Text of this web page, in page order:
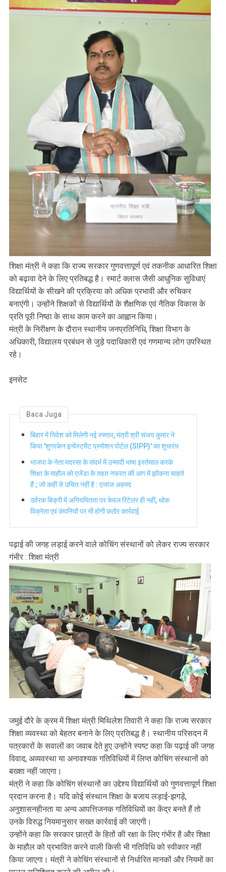
शिक्षा मंत्री ने कहा कि राज्य सरकार गुणवत्तापूर्ण एवं तकनीक आधारित शिक्षा
को बढ़ावा देने के लिए प्रतिबद्ध है। स्मार्ट क्लास जैसी आधुनिक सुविधाएं
विद्यार्थियों के सीखने की प्रक्रिया को अधिक प्रभावी और रुचिकर
बनाएंगी। उन्होंने शिक्षकों से विद्यार्थियों के शैक्षणिक एवं नैतिक विकास के
प्रति पूरी निष्ठा के साथ काम करने का आह्वान किया।
मंत्री के निरीक्षण के दौरान स्थानीय जनप्रतिनिधि, शिक्षा विभाग के
अधिकारी, विद्यालय प्रबंधन से जुड़े पदाधिकारी एवं गणमान्य लोग उपस्थित
रहे।
इनसेट
Baca Juga
बिहार में निवेश को मिलेगी नई रफ्तार, मंत्री श्री संजय कुमार ने
किया 'शुगरकेन इन्वेस्टमेंट प्रमोशन पोर्टल (SIPP)' का शुभारंभ
भाजपा के नेता मदरसा के संदर्भ में उन्मादी भाषा इस्तेमाल करके
शिक्षा के माहौल को एजेंडा के तहत नफरत की आग में झोंकना चाहते
हैं ; जो कहीं से उचित नहीं है : एजाज अहमद
उर्वरक बिक्री में अनियमितता पर केवल रिटेलर ही नहीं, थोक
विक्रेता एवं कंपनियों पर भी होगी कठोर कार्रवाई
पढ़ाई की जगह लड़ाई करने वाले कोचिंग संस्थानों को लेकर राज्य सरकार
गंभीर : शिक्षा मंत्री
जमुई दौरे के क्रम में शिक्षा मंत्री मिथिलेश तिवारी ने कहा कि राज्य सरकार
शिक्षा व्यवस्था को बेहतर बनाने के लिए प्रतिबद्ध है। स्थानीय परिसदन में
पत्रकारों के सवालों का जवाब देते हुए उन्होंने स्पष्ट कहा कि पढ़ाई की जगह
विवाद, अव्यवस्था या अनावश्यक गतिविधियों में लिप्त कोचिंग संस्थानों को
बख्शा नहीं जाएगा।
मंत्री ने कहा कि कोचिंग संस्थानों का उद्देश्य विद्यार्थियों को गुणवत्तापूर्ण शिक्षा
प्रदान करना है। यदि कोई संस्थान शिक्षा के बजाय लड़ाई-झगड़े,
अनुशासनहीनता या अन्य आपत्तिजनक गतिविधियों का केंद्र बनते हैं तो
उनके विरुद्ध नियमानुसार सख्त कार्रवाई की जाएगी।
उन्होंने कहा कि सरकार छात्रों के हितों की रक्षा के लिए गंभीर है और शिक्षा
के माहौल को प्रभावित करने वाली किसी भी गतिविधि को स्वीकार नहीं
किया जाएगा। मंत्री ने कोचिंग संस्थानों से निर्धारित मानकों और नियमों का